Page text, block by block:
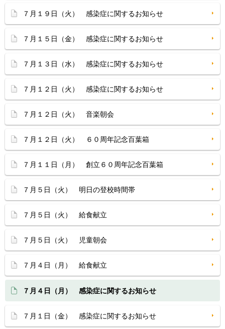
７月１９日（火） 感染症に関するお知らせ
７月１５日（金） 感染症に関するお知らせ
７月１３日（水） 感染症に関するお知らせ
７月１２日（火） 感染症に関するお知らせ
７月１２日（火） 音楽朝会
７月１２日（火） ６０周年記念百葉箱
７月１１日（月） 創立６０周年記念百葉箱
７月５日（火） 明日の登校時間帯
７月５日（火） 給食献立
７月５日（火） 児童朝会
７月４日（月） 給食献立
７月４日（月） 感染症に関するお知らせ
７月１日（金） 感染症に関するお知らせ